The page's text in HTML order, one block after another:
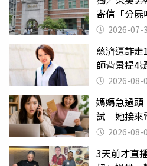
寄信「分屍
關 2026-07-
慈濟遭詐
師背景提4
2026-08-
媽媽急過頭
試 她接來
2026-08-
3天前才直